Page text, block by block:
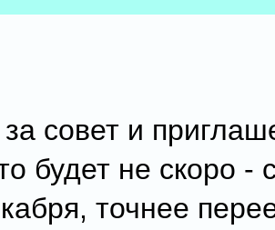
совет и
будет не скоро -
точнее